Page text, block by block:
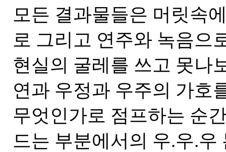
모든 결과물들은 머릿속
로 그리고 연주와 녹음으
현실의 굴레를 쓰고 못나
연과 우정과 우주의 가호
무엇인가로 점프하는 순
드는 부분에서의 우.우.우